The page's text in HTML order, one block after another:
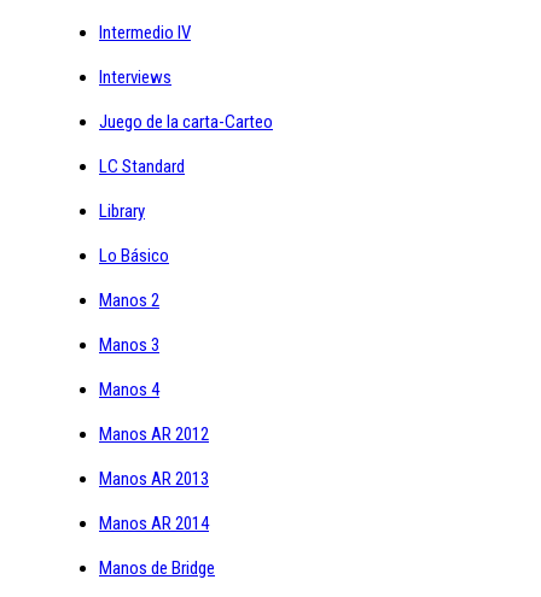
Intermedio IV
Interviews
Juego de la carta-Carteo
LC Standard
Library
Lo Básico
Manos 2
Manos 3
Manos 4
Manos AR 2012
Manos AR 2013
Manos AR 2014
Manos de Bridge